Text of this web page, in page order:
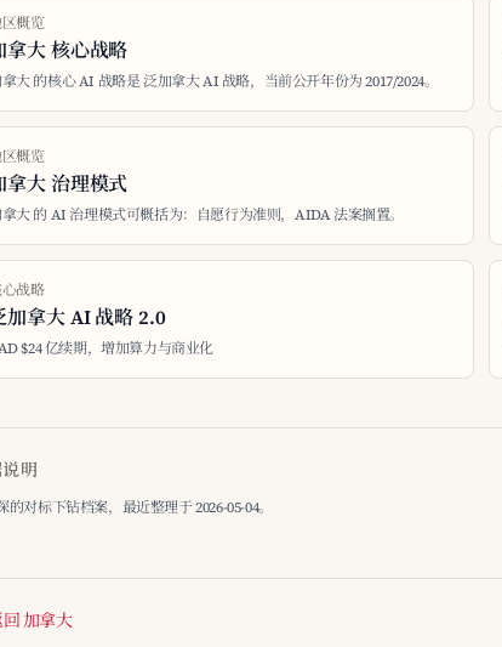
概览
拿大 核心战略
大 的核心 AI 战略是 泛加拿大 AI 战略，当前公开年份为 2017/2024。
概览
拿大 治理模式
大 的 AI 治理模式可概括为：自愿行为准则，AIDA 法案搁置。
战略
加拿大 AI 战略 2.0
$24 亿续期，增加算力与商业化
明
的对标下钻档案，最近整理于 2026-05-04。
加拿大